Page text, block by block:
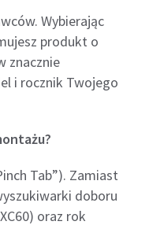
Wybierając
produkt o
znacznie
i rocznik Twojego
Tab”). Zamiast
doboru
oraz rok